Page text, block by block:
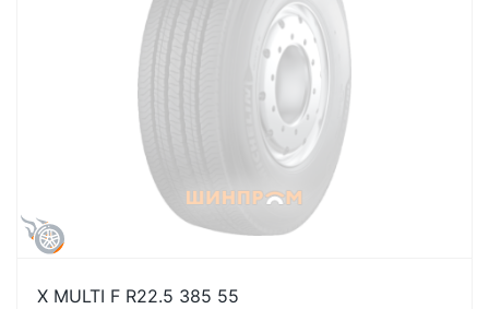
X MULTI F R22.5 385 55